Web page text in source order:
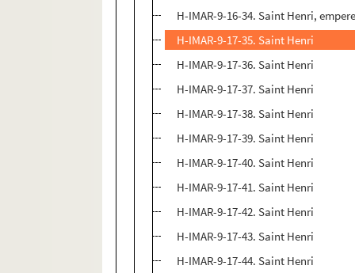
H-IMAR-9-16-34. Saint Henri,
H-IMAR-9-17-35. Saint Henri
H-IMAR-9-17-36. Saint Henri
H-IMAR-9-17-37. Saint Henri
H-IMAR-9-17-38. Saint Henri
H-IMAR-9-17-39. Saint Henri
H-IMAR-9-17-40. Saint Henri
H-IMAR-9-17-41. Saint Henri
H-IMAR-9-17-42. Saint Henri
H-IMAR-9-17-43. Saint Henri
H-IMAR-9-17-44. Saint Henri